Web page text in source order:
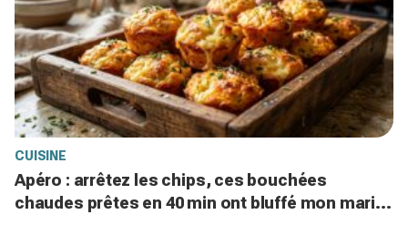
CUISINE
Apéro : arrêtez les chips, ces bouchées
chaudes prêtes en 40 min ont bluffé mon mari